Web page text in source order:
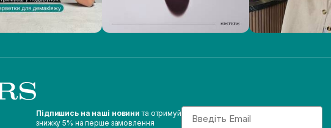
Підпишись на наші новини та отримуй
знижку 5% на перше замовлення
Email